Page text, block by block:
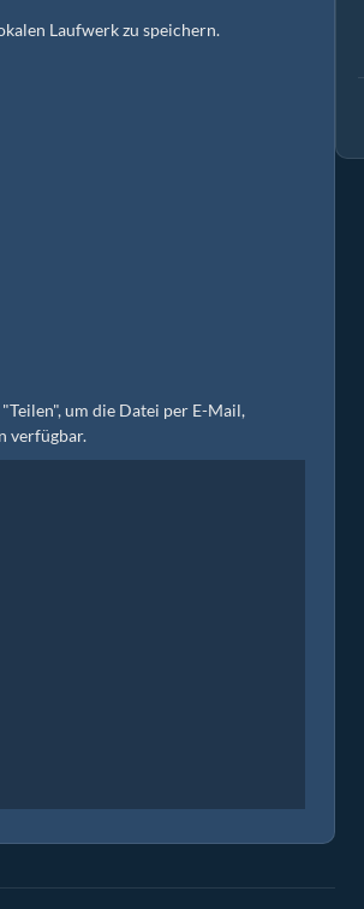
Laufwerk zu speichern.
um die Datei per E-Mail,
verfügbar.